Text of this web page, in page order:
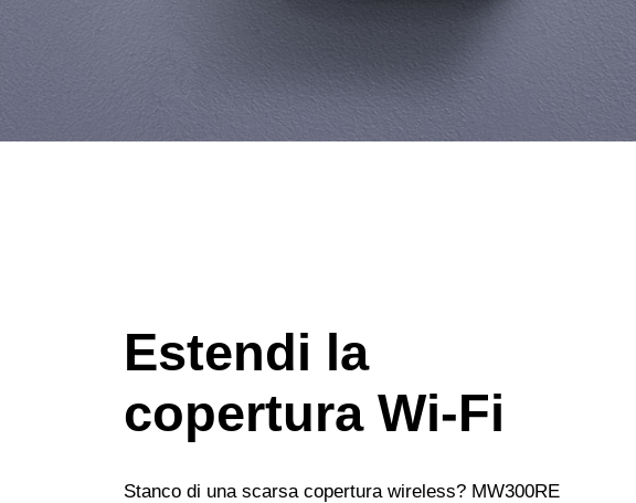
Estendi la
copertura Wi-Fi
Stanco di una scarsa copertura wireless? MW300RE